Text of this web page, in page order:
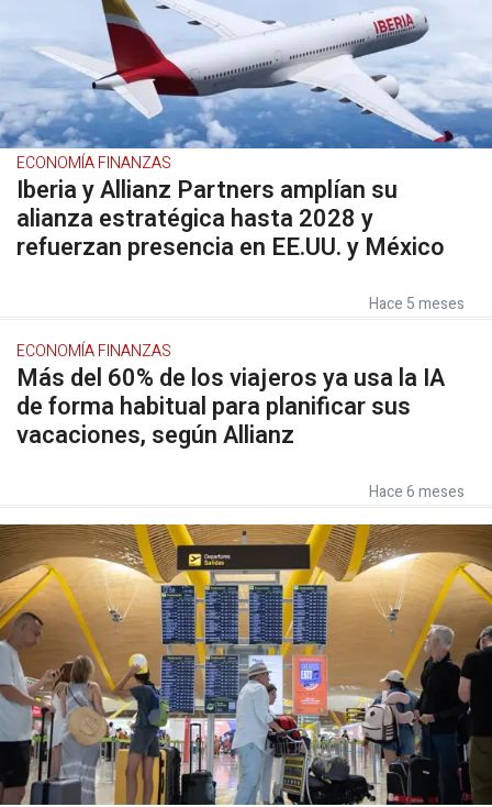
ECONOMÍA FINANZAS
Iberia y Allianz Partners amplían su
alianza estratégica hasta 2028 y
refuerzan presencia en EE.UU. y México
Hace 5 meses
ECONOMÍA FINANZAS
Más del 60% de los viajeros ya usa la IA
de forma habitual para planificar sus
vacaciones, según Allianz
Hace 6 meses